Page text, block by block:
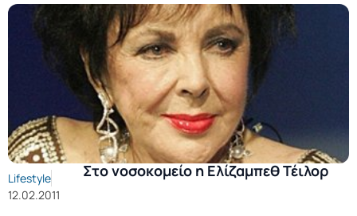
Lifestyle
12.02.2011
Στο νοσοκομείο η Ελίζαμπεθ Τέιλορ